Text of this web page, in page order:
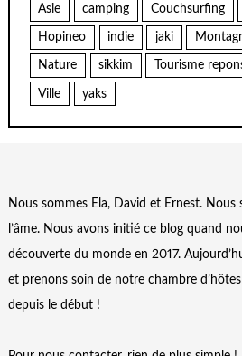
Asie camping Couchsurfing
Hopineo indie jaki
Nature sikkim Tourisme
Ville yaks
Nous sommes Ela, David et Ernest. Nous
l’âme. Nous avons initié ce blog quand
découverte du monde en 2017.
et prenons soin de notre chambre
depuis le début !